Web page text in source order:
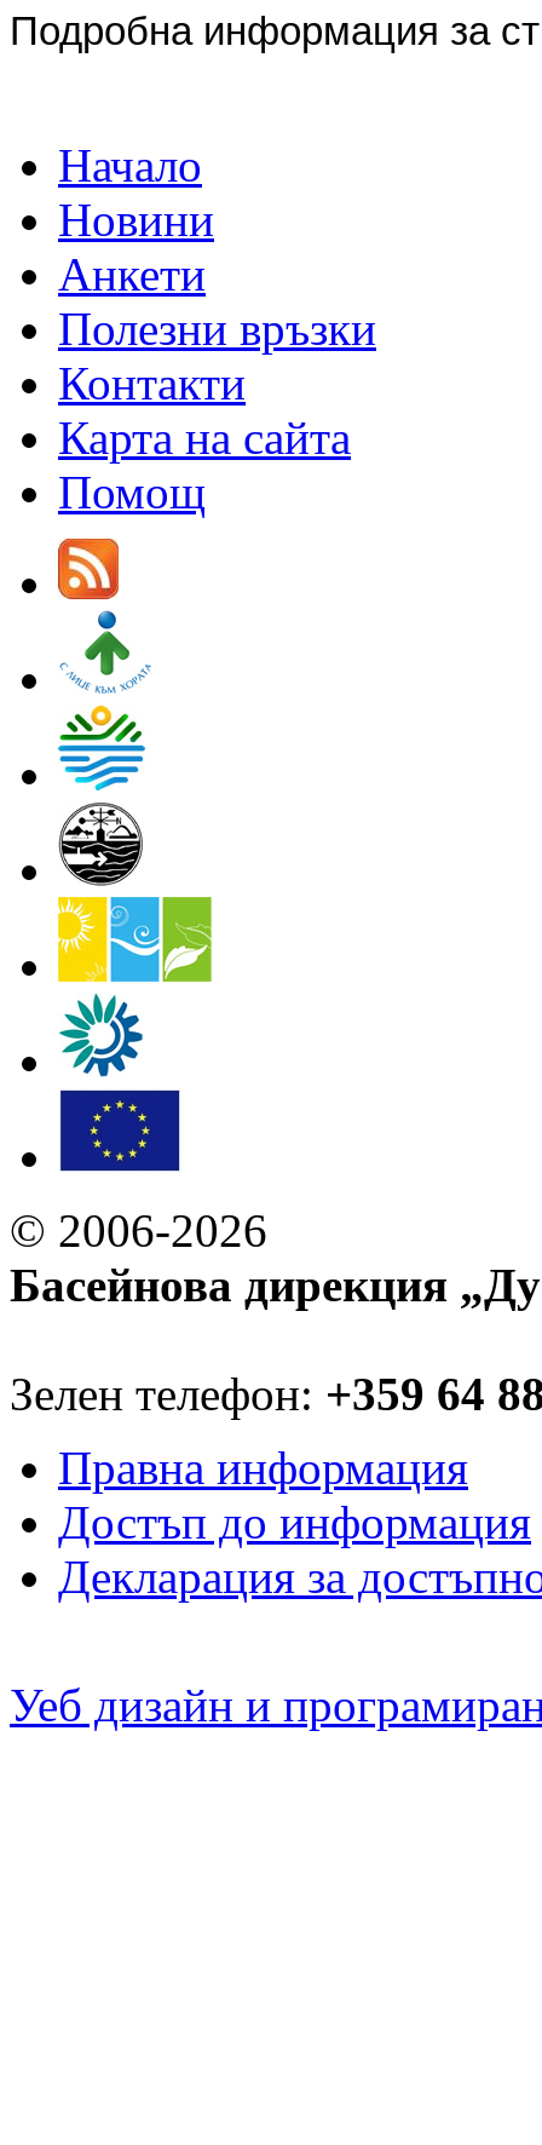
Подробна информация за
Начало
Новини
Анкети
Полезни връзки
Контакти
Карта на сайта
Помощ
© 2006-2026
Басейнова дирекция
Зелен телефон: +359 64
Правна информация
Достъп до информация
Декларация за
Уеб дизайн и